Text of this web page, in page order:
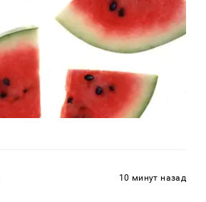
10 минут назад